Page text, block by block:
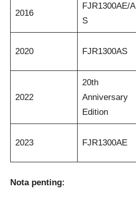
2016
FJR1300AE/A
S
2020 FJR1300AS
2022
20th
Anniversary
Edition
2023 FJR1300AE
Nota penting: